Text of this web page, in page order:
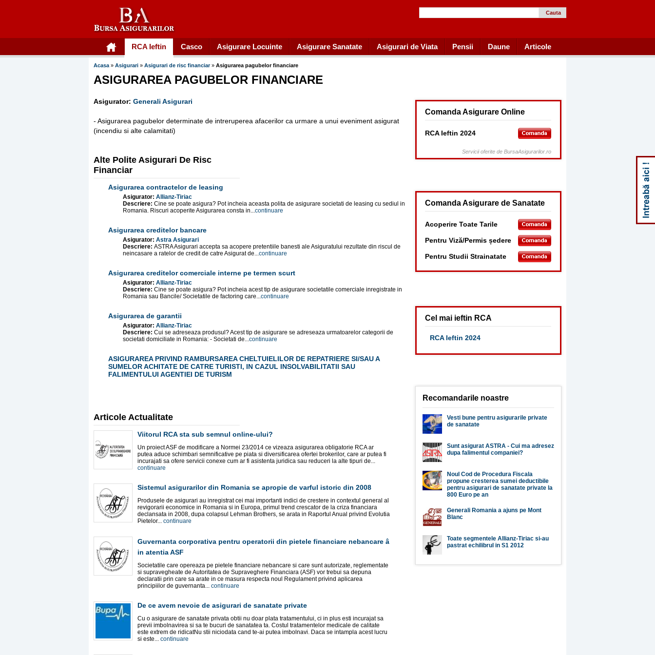
Cauta
RCA Ieftin Casco Asigurare Locuinte Asigurare Sanatate Asigurari de Viata Pensii Daune Articole
Acasa » Asigurari » Asigurari de risc financiar» Asigurarea pagubelor financiare
ASIGURAREA PAGUBELOR FINANCIARE
Asigurator: Generali Asigurari
- Asigurarea pagubelor determinate de intreruperea afacerilor ca urmare a unui eveniment asigurat
(incendiu si alte calamitati)
Alte Polite Asigurari De Risc
Financiar
Asigurarea contractelor de leasing
Asigurator: Allianz-Tiriac
Descriere: Cine se poate asigura? Pot incheia aceasta polita de asigurare societati de leasing cu sediul in
Romania. Riscuri acoperite Asigurarea consta in...continuare
Asigurarea creditelor bancare
Asigurator: Astra Asigurari
Descriere: ASTRA Asigurari accepta sa acopere pretentiile banesti ale Asiguratului rezultate din riscul de
neincasare a ratelor de credit de catre Asigurat de...continuare
Asigurarea creditelor comerciale interne pe termen scurt
Asigurator: Allianz-Tiriac
Descriere: Cine se poate asigura? Pot incheia acest tip de asigurare societatile comerciale inregistrate in
Romania sau Bancile/ Societatile de factoring care...continuare
Asigurarea de garantii
Asigurator: Allianz-Tiriac
Descriere: Cui se adreseaza produsul? Acest tip de asigurare se adreseaza urmatoarelor categorii de
societati domiciliate in Romania: - Societati de...continuare
ASIGURAREA PRIVIND RAMBURSAREA CHELTUIELILOR DE REPATRIERE SI/SAU A
SUMELOR ACHITATE DE CATRE TURISTI, IN CAZUL INSOLVABILITATII SAU
FALIMENTULUI AGENTIEI DE TURISM
Articole Actualitate
Viitorul RCA sta sub semnul online-ului?
Un proiect ASF de modificare a Normei 23/2014 ce vizeaza asigurarea obligatorie RCA ar
putea aduce schimbari semnificative pe piata si diversificarea ofertei brokerilor, care ar putea fi
incurajati sa ofere servicii conexe cum ar fi asistenta juridica sau reduceri la alte tipuri de...
continuare
Sistemul asigurarilor din Romania se apropie de varful istoric din 2008
Produsele de asigurari au inregistrat cei mai importanti indici de crestere in contextul general al
revigorarii economice in Romania si in Europa, primul trend crescator de la criza financiara
declansata in 2008, dupa colapsul Lehman Brothers, se arata in Raportul Anual privind Evolutia
Pietelor... continuare
Guvernanta corporativa pentru operatorii din pietele financiare nebancare â
in atentia ASF
Societatile care opereaza pe pietele financiare nebancare si care sunt autorizate, reglementate
si supravegheate de Autoritatea de Supraveghere Financiara (ASF) vor trebui sa depuna
declaratii prin care sa arate in ce masura respecta noul Regulament privind aplicarea
principiilor de guvernanta... continuare
De ce avem nevoie de asigurari de sanatate private
Cu o asigurare de sanatate privata obtii nu doar plata tratamentului, ci in plus esti incurajat sa
previi imbolnavirea si sa te bucuri de sanatatea ta. Costul tratamentelor medicale de calitate
este extrem de ridicatNu stii niciodata cand te-ai putea imbolnavi. Daca se intampla acest lucru
si este... continuare
Comanda Asigurare Online
RCA Ieftin 2024
Servicii oferite de BursaAsigurarilor.ro
Comanda Asigurare de Sanatate
Acoperire Toate Tarile
Pentru Viză/Permis ședere
Pentru Studii Strainatate
Cel mai ieftin RCA
RCA Ieftin 2024
Recomandarile noastre
Vesti bune pentru asigurarile private
de sanatate
Sunt asigurat ASTRA - Cui ma adresez
dupa falimentul companiei?
Noul Cod de Procedura Fiscala
propune cresterea sumei deductibile
pentru asigurari de sanatate private la
800 Euro pe an
Generali Romania a ajuns pe Mont
Blanc
Toate segmentele Allianz-Tiriac si-au
pastrat echilibrul in S1 2012